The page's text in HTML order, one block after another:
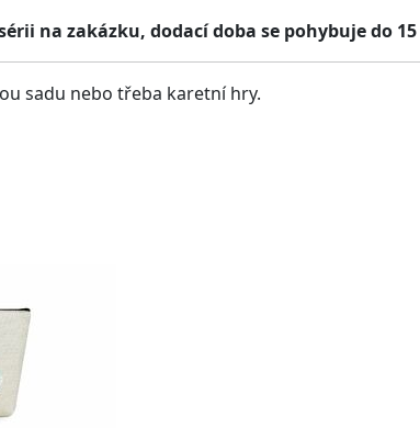
na zakázku, dodací doba se pohybuje do
sadu nebo třeba karetní hry.